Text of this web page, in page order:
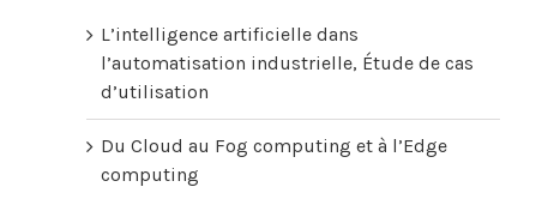
L’intelligence artificielle dans
l’automatisation industrielle, Étude de cas
d’utilisation
Du Cloud au Fog computing et à l’Edge
computing